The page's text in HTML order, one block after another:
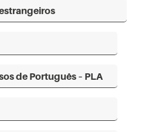
de Português – PLA